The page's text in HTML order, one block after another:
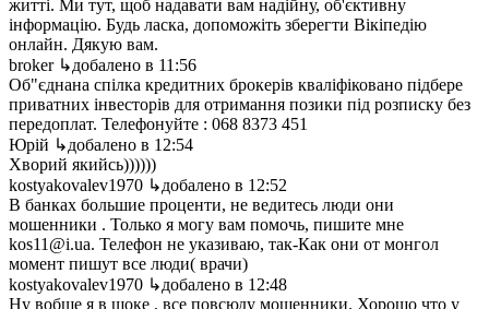
житті. Ми тут, щоб надавати вам надійну, об'єктивну
інформацію. Будь ласка, допоможіть зберегти Вікіпедію
онлайн. Дякую вам.
broker ↳добалено в 11:56
Об"єднана спілка кредитних брокерів кваліфіковано підбере
приватних інвесторів для отримання позики під розписку без
передоплат. Телефонуйте : 068 8373 451
Юрій ↳добалено в 12:54
Хворий якийсь))))))
kostyakovalev1970 ↳добалено в 12:52
В банках большие проценти, не ведитесь люди они
мошенники . Только я могу вам помочь, пишите мне
kos11@i.ua. Телефон не указиваю, так-Как они от монгол
момент пишут все люди( врачи)
kostyakovalev1970 ↳добалено в 12:48
Ну вобще я в шоке , все повсюду мошенники. Хорошо что у